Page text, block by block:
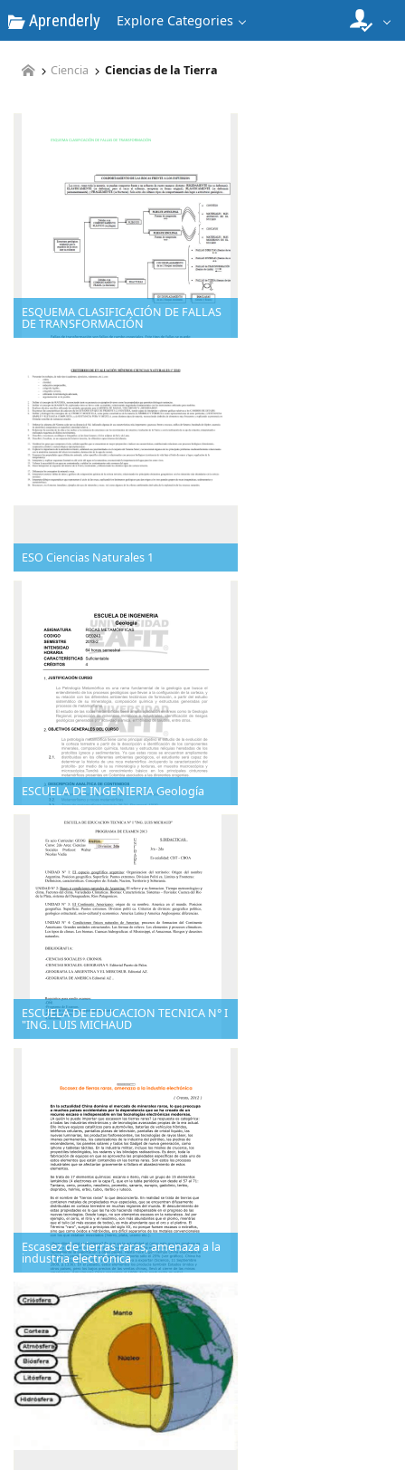
Aprenderly Explore Categories
Ciencia Ciencias de la Tierra
ESQUEMA CLASIFICACIÓN DE FALLAS
DE TRANSFORMACIÓN
ESO Ciencias Naturales 1
ESCUELA DE INGENIERIA Geología
ESCUELA DE EDUCACION TECNICA N° I
"ING. LUIS MICHAUD
Escasez de tierras raras, amenaza a la
industria electrónica